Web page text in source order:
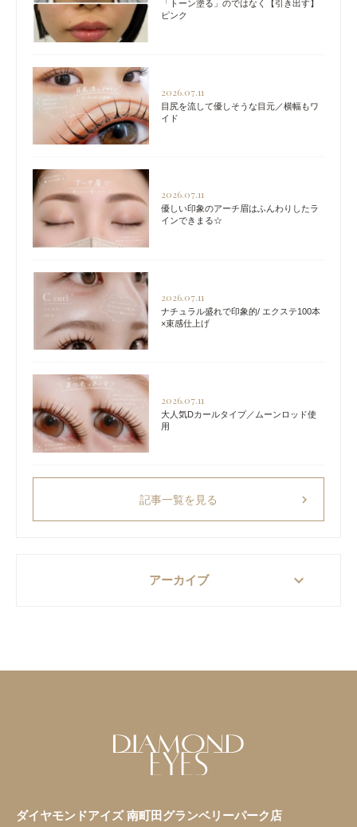
「トーン塗る」のではなく【引き出す】
ピンク
2026.07.11
目尻を流して優しそうな目元／横幅もワ
イド
2026.07.11
優しい印象のアーチ眉はふんわりしたラ
インできまる☆
2026.07.11
ナチュラル盛れで印象的/ エクステ100本
×束感仕上げ
2026.07.11
大人気Dカールタイプ／ムーンロッド使
用
記事一覧を見る chevron_right
アーカイブ keyboard_arrow_down
ダイヤモンドアイズ 南町田グランベリーパーク店